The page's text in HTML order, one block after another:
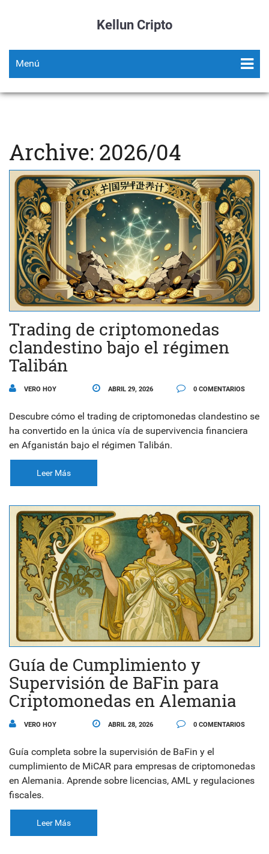
Kellun Cripto
Menú
Archive: 2026/04
Trading de criptomonedas
clandestino bajo el régimen
Talibán
VERO HOY ABRIL 29, 2026 0 COMENTARIOS
Descubre cómo el trading de criptomonedas clandestino se
ha convertido en la única vía de supervivencia financiera
en Afganistán bajo el régimen Talibán.
Leer Más
Guía de Cumplimiento y
Supervisión de BaFin para
Criptomonedas en Alemania
VERO HOY ABRIL 28, 2026 0 COMENTARIOS
Guía completa sobre la supervisión de BaFin y el
cumplimiento de MiCAR para empresas de criptomonedas
en Alemania. Aprende sobre licencias, AML y regulaciones
fiscales.
Leer Más